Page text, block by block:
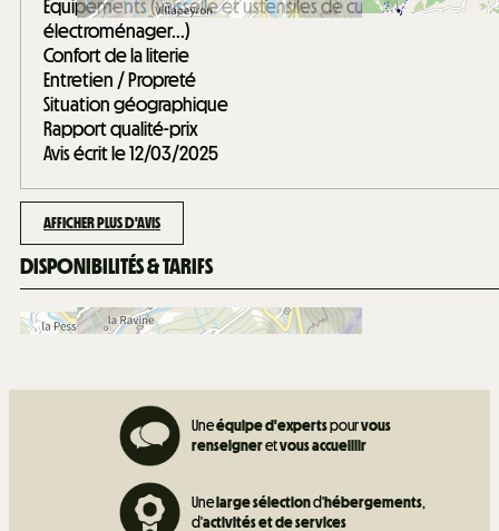
Equipements (vaisselle et ustensiles de cuisine,
électroménager...)
Confort de la literie
Entretien / Propreté
Situation géographique
Rapport qualité-prix
Avis écrit le 12/03/2025
AFFICHER PLUS D'AVIS
DISPONIBILITÉS & TARIFS
Uneéquipe d'expertspourvous
renseigneretvous accueillir
Unelarge sélectiond'hébergements,
d'activités et deservices